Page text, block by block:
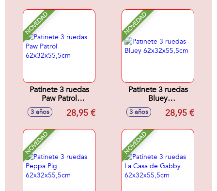
NOVEDAD
Patinete 3 ruedas
Paw Patrol
62x32x55,5cm
3 años 28,95 €
NOVEDAD
Patinete 3 ruedas
Bluey
62x32x55,5cm
3 años 28,95 €
NOVEDAD NOVEDAD